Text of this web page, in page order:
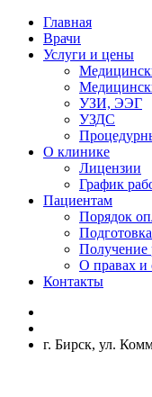
Главная
Врачи
Услуги и цены
УЗИ, ЭЭГ
УЗДС
О клинике
Лицензии
График
Пациентам
Порядок
Получение
О правах и
Контакты
г. Бирск, ул.